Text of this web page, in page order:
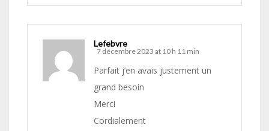
Lefebvre
7 décembre 2023 at 10 h 11 min
Parfait j’en avais justement un
grand besoin
Merci
Cordialement